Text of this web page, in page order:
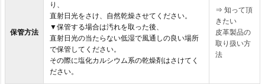
保管方法
り、
直射日光をさけ、自然乾燥させてください。
▼保管する場合は汚れを取った後、
直射日光の当たらない低湿で風通しの良い場所
で保管してください。
その際に塩化カルシウム系の乾燥剤はさけてく
ださい。
⇒ 知って頂
きたい
皮革製品の
取り扱い方
法